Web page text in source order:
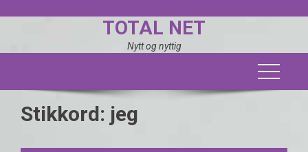
TOTAL NET
Nytt og nyttig
Stikkord: jeg